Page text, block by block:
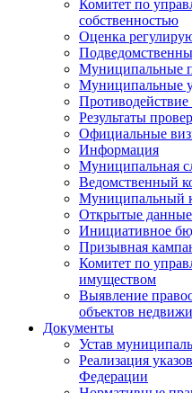
Комитет по
собственностью
Оценка
Муниципальные
Муниципальные
Результаты
Официальные
Информация
Муниципальная
Ведомственный
Муниципальный
Открытые данные
Инициативное
Призывная
Комитет по
имуществом
Выявление
объектов
Документы
Устав
Реализация
Федерации